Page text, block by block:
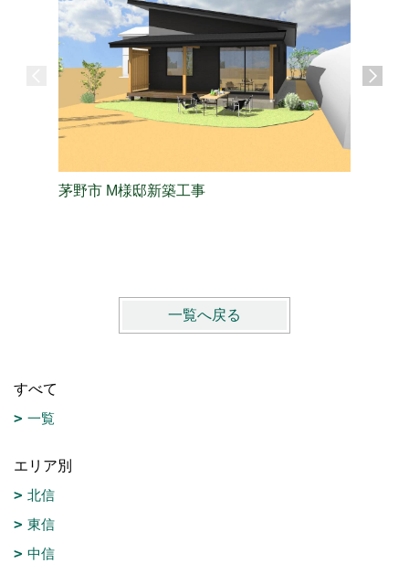
茅野市 M様邸新築工事
一覧へ戻る
すべて
一覧
エリア別
北信
東信
中信